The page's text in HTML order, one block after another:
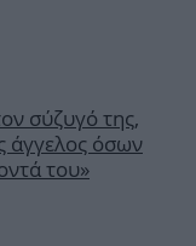
σύζυγό της,
άγγελος όσων
του»